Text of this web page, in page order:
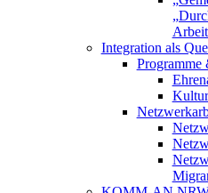
Integration als
Programme